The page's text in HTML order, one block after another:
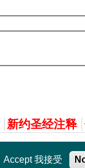
新约圣经注释
Accept 我接受